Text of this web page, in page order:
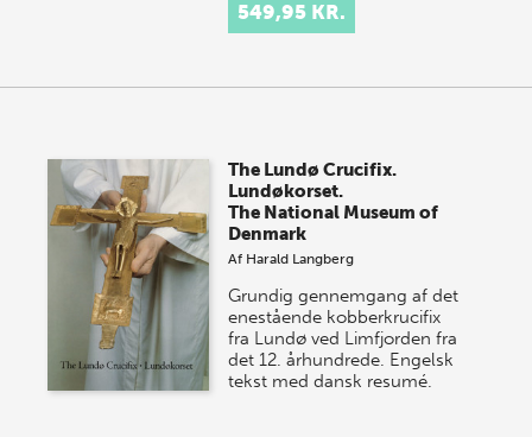
549,95 KR.
The Lundø Crucifix.
Lundøkorset.
The National Museum of
Denmark
Af Harald Langberg
Grundig gennemgang af det
enestående kobberkrucifix
fra Lundø ved Limfjorden fra
det 12. århundrede. Engelsk
tekst med dansk resumé.